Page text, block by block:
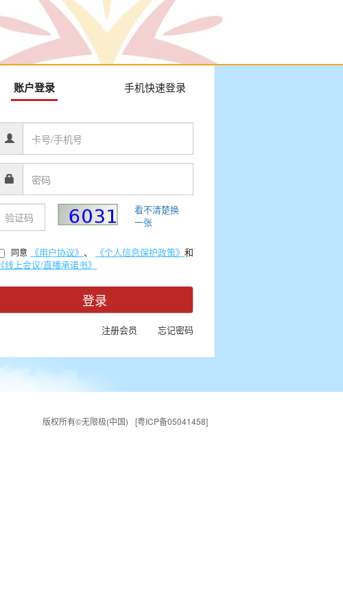
账户登录 手机快速登录
看不清楚换
一张
同意 《用户协议》 、 《个人信息保护政策》 和
《线上会议/直播承诺书》
登录
忘记密码
注册会员
版权所有©无限极(中国)
[粤ICP备05041458]